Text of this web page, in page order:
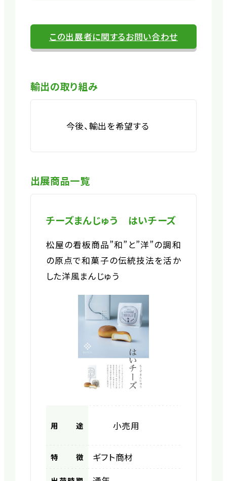
この出展者に関するお問い合わせ
輸出の取り組み
今後、輸出を希望する
出展商品一覧
チーズまんじゅう はいチーズ
松屋の看板商品”和”と”洋”の調和
の原点で和菓子の伝統技法を活か
した洋風まんじゅう
用途 小売用
特徴 ギフト商材